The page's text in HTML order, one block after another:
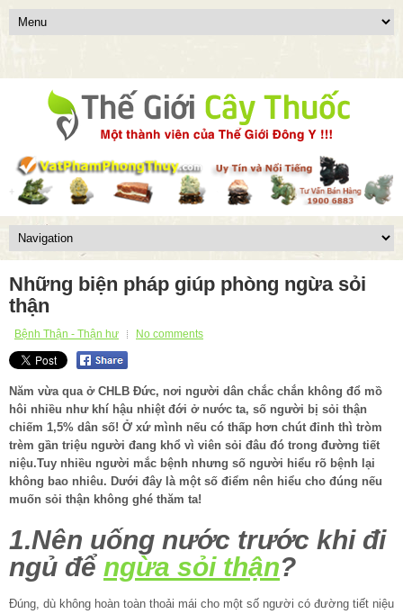
Những biện pháp giúp phòng ngừa sỏi
thận
Bệnh Thận - Thận hư No comments
Năm vừa qua ở CHLB Đức, nơi người dân chắc chắn không đổ mồ
hôi nhiều như khí hậu nhiệt đới ở nước ta, số người bị sỏi thận
chiếm 1,5% dân số! Ở xứ mình nếu có thấp hơn chút đỉnh thì tròm
trèm gần triệu người đang khổ vì viên sỏi đâu đó trong đường tiết
niệu.Tuy nhiều người mắc bệnh nhưng số người hiểu rõ bệnh lại
không bao nhiêu. Dưới đây là một số điểm nên hiểu cho đúng nếu
muốn sỏi thận không ghé thăm ta!
1.Nên uống nước trước khi đi
ngủ để ngừa sỏi thận?
Đúng, dù không hoàn toàn thoải mái cho một số người có đường tiết niệu